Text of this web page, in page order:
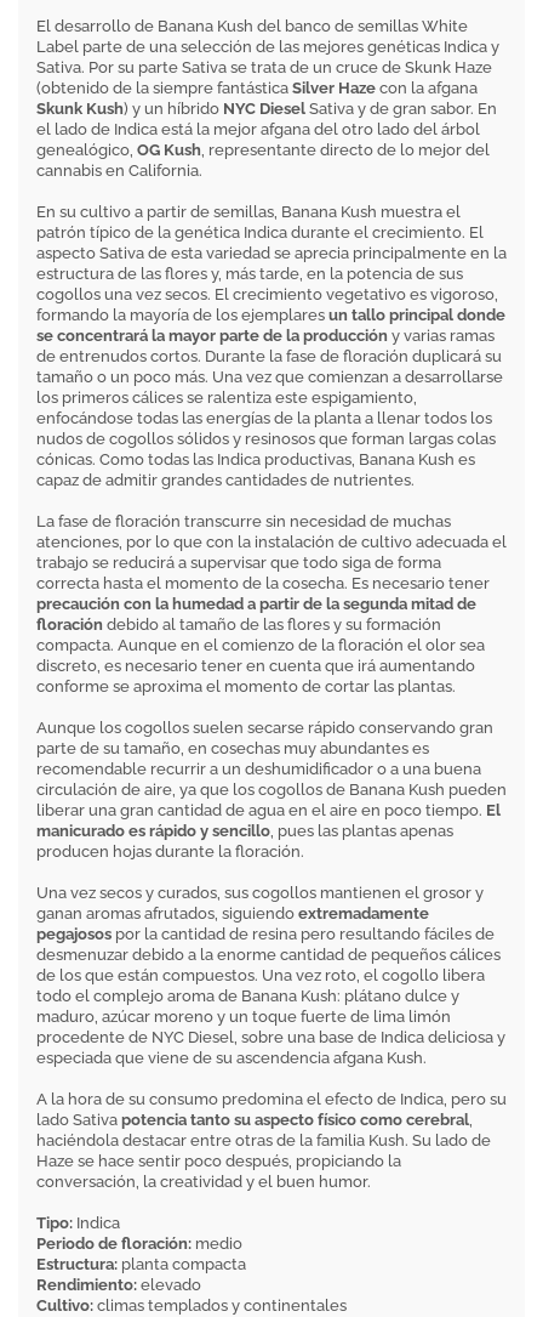
El desarrollo de Banana Kush del banco de semillas White
Label parte de una selección de las mejores genéticas Indica y
Sativa. Por su parte Sativa se trata de un cruce de Skunk Haze
(obtenido de la siempre fantástica Silver Haze con la afgana
Skunk Kush) y un híbrido NYC Diesel Sativa y de gran sabor. En
el lado de Indica está la mejor afgana del otro lado del árbol
genealógico, OG Kush, representante directo de lo mejor del
cannabis en California.
En su cultivo a partir de semillas, Banana Kush muestra el
patrón típico de la genética Indica durante el crecimiento. El
aspecto Sativa de esta variedad se aprecia principalmente en la
estructura de las flores y, más tarde, en la potencia de sus
cogollos una vez secos. El crecimiento vegetativo es vigoroso,
formando la mayoría de los ejemplares un tallo principal donde
se concentrará la mayor parte de la producción y varias ramas
de entrenudos cortos. Durante la fase de floración duplicará su
tamaño o un poco más. Una vez que comienzan a desarrollarse
los primeros cálices se ralentiza este espigamiento,
enfocándose todas las energías de la planta a llenar todos los
nudos de cogollos sólidos y resinosos que forman largas colas
cónicas. Como todas las Indica productivas, Banana Kush es
capaz de admitir grandes cantidades de nutrientes.
La fase de floración transcurre sin necesidad de muchas
atenciones, por lo que con la instalación de cultivo adecuada el
trabajo se reducirá a supervisar que todo siga de forma
correcta hasta el momento de la cosecha. Es necesario tener
precaución con la humedad a partir de la segunda mitad de
floración debido al tamaño de las flores y su formación
compacta. Aunque en el comienzo de la floración el olor sea
discreto, es necesario tener en cuenta que irá aumentando
conforme se aproxima el momento de cortar las plantas.
Aunque los cogollos suelen secarse rápido conservando gran
parte de su tamaño, en cosechas muy abundantes es
recomendable recurrir a un deshumidificador o a una buena
circulación de aire, ya que los cogollos de Banana Kush pueden
liberar una gran cantidad de agua en el aire en poco tiempo. El
manicurado es rápido y sencillo, pues las plantas apenas
producen hojas durante la floración.
Una vez secos y curados, sus cogollos mantienen el grosor y
ganan aromas afrutados, siguiendo extremadamente
pegajosos por la cantidad de resina pero resultando fáciles de
desmenuzar debido a la enorme cantidad de pequeños cálices
de los que están compuestos. Una vez roto, el cogollo libera
todo el complejo aroma de Banana Kush: plátano dulce y
maduro, azúcar moreno y un toque fuerte de lima limón
procedente de NYC Diesel, sobre una base de Indica deliciosa y
especiada que viene de su ascendencia afgana Kush.
A la hora de su consumo predomina el efecto de Indica, pero su
lado Sativa potencia tanto su aspecto físico como cerebral,
haciéndola destacar entre otras de la familia Kush. Su lado de
Haze se hace sentir poco después, propiciando la
conversación, la creatividad y el buen humor.
Tipo: Indica
Periodo de floración: medio
Estructura: planta compacta
Rendimiento: elevado
Cultivo: climas templados y continentales